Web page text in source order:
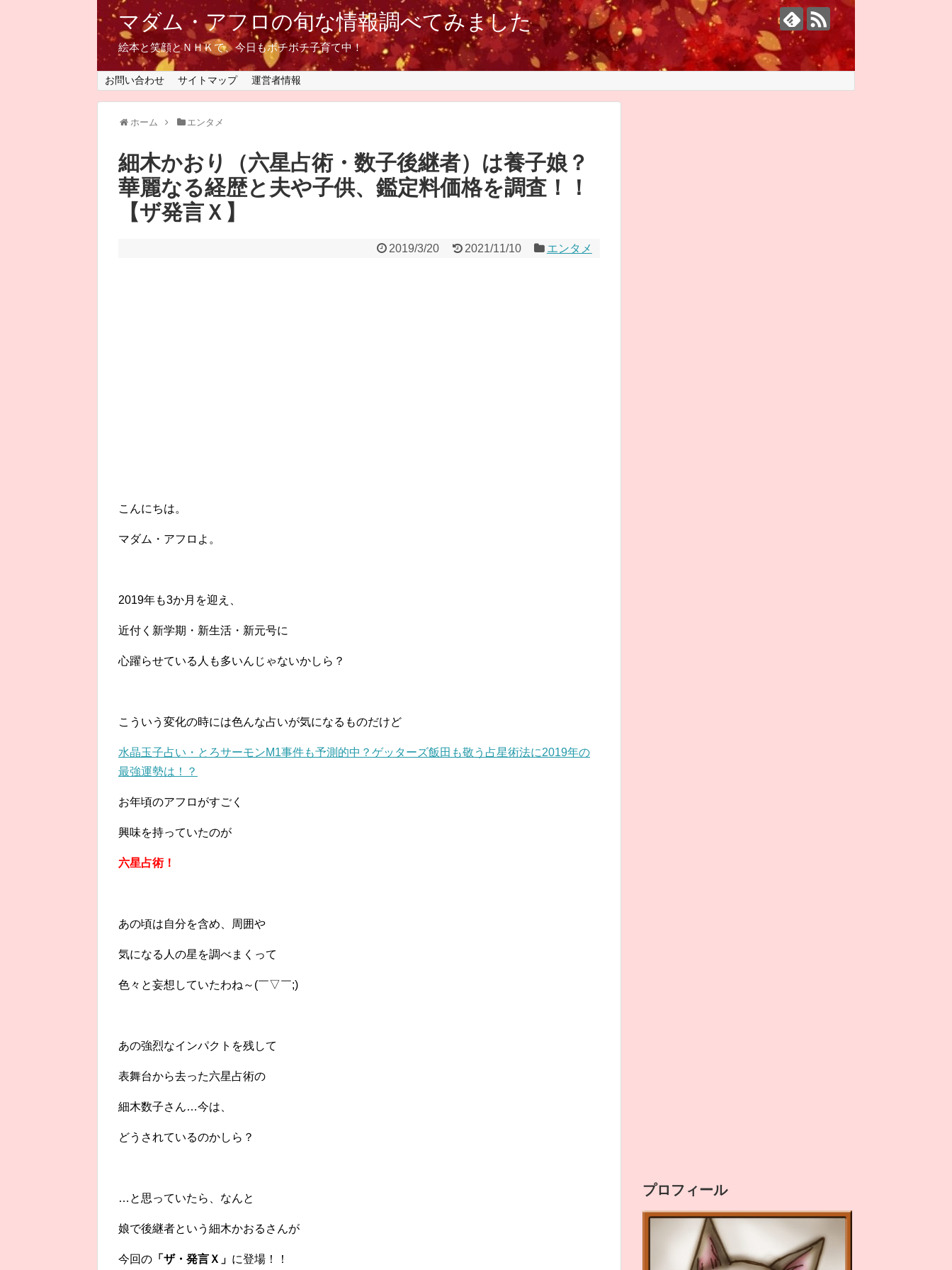
マダム・アフロの旬な情報調べてみました
絵本と笑顔とＮＨＫで、今日もボチボチ子育て中！
お問い合わせ サイトマップ 運営者情報
ホーム エンタメ
細木かおり（六星占術・数子後継者）は養子娘？
華麗なる経歴と夫や子供、鑑定料価格を調査！！
【ザ発言Ｘ】
2019/3/20 2021/11/10 エンタメ
こんにちは。
マダム・アフロよ。
2019年も3か月を迎え、
近付く新学期・新生活・新元号に
心躍らせている人も多いんじゃないかしら？
こういう変化の時には色んな占いが気になるものだけど
水晶玉子占い・とろサーモンM1事件も予測的中？ゲッターズ飯田も敬う占星術法に2019年の
最強運勢は！？
お年頃のアフロがすごく
興味を持っていたのが
六星占術！
あの頃は自分を含め、周囲や
気になる人の星を調べまくって
色々と妄想していたわね～(￣▽￣;)
あの強烈なインパクトを残して
表舞台から去った六星占術の
細木数子さん…今は、
どうされているのかしら？
…と思っていたら、なんと
娘で後継者という細木かおるさんが
今回の 「ザ・発言Ｘ」 に登場！！
プロフィール